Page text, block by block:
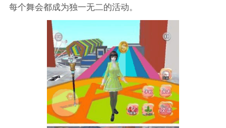
每个舞会都成为独一无二的活动。